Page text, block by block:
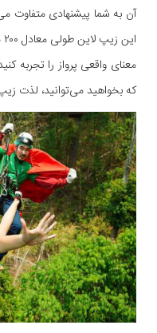
آن به شما پیشنهادی متفاوت
معنای واقعی پرواز را تجربه
که بخواهید می‌توانید، لذت